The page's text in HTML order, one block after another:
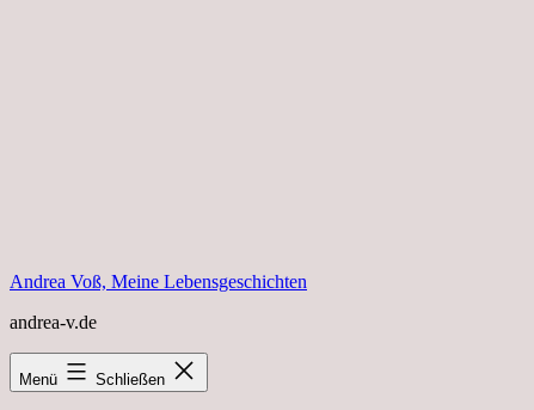
Andrea Voß, Meine Lebensgeschichten
andrea-v.de
Menü Schließen